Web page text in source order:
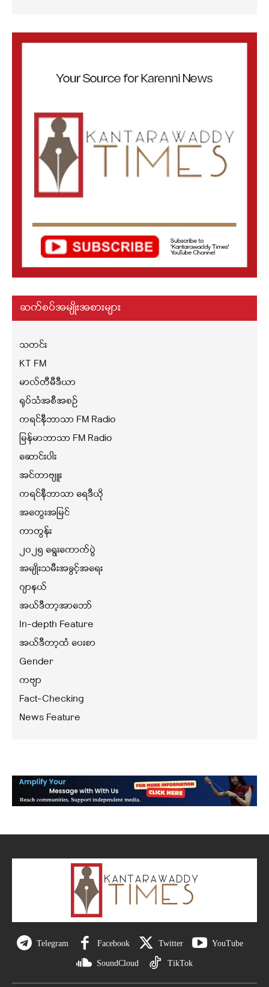
ဆက်စပ်အမျိုးအစားများ
သတင်း
KT FM
မာလ်တီမီဒီယာ
ရုပ်သံအစီအစဉ်
ကရင်နီဘာသာ FM Radio
မြန်မာဘာသာ FM Radio
ဆောင်းပါး
အင်တာဗျူး
ကရင်နီဘာသာ ရေဒီယို
အတွေးအမြင်
ကာတွန်း
၂၀၂၅ ရွေးကောက်ပွဲ
အမျိုးသမီးအခွင့်အရေး
ဂျာနယ်
အယ်ဒီတာ့အာဘော်
In-depth Feature
အယ်ဒီတာ့ထံ ပေးစာ
Gender
ကဗျာ
Fact-Checking
News Feature
Telegram Facebook Twitter YouTube
SoundCloud TikTok